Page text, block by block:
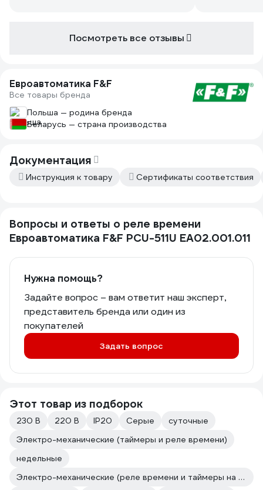
Посмотреть все отзывы
Евроавтоматика F&F
Все товары бренда
Польша — родина бренда
Беларусь — страна производства
Документация
Инструкция к товару Сертификаты соответствия
Вопросы и ответы о реле времени
Евроавтоматика F&F PCU-511U EA02.001.011
Нужна помощь?
Задайте вопрос – вам ответит наш эксперт,
представитель бренда или один из
покупателей
Задать вопрос
Этот товар из подборок
230 В 220 В IP20 Серые
суточные
Электро-механические (таймеры и реле времени)
недельные
Электро-механические (реле времени и таймеры на DIN-рейку)